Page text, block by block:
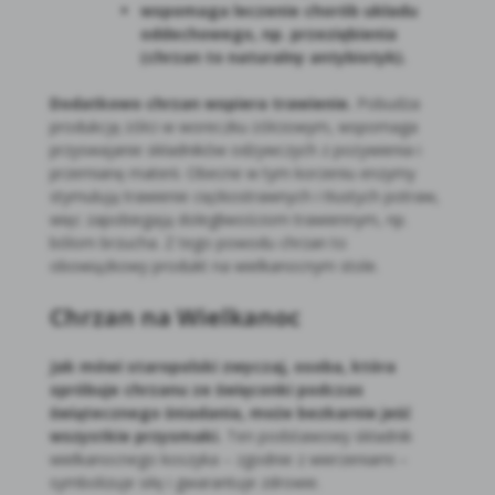
wspomaga leczenie chorób układu
oddechowego, np. przeziębienia
(chrzan to naturalny antybiotyk).
Dodatkowo chrzan wspiera trawienie.
Pobudza
produkcję żółci w woreczku żółciowym, wspomaga
przyswajanie składników odżywczych z pożywienia i
przemianę materii. Obecne w tym korzeniu enzymy
stymulują trawienie ciężkostrawnych i tłustych potraw,
więc zapobiegają dolegliwościom trawiennym, np.
bólom brzucha. Z tego powodu chrzan to
obowiązkowy produkt na wielkanocnym stole.
Chrzan na Wielkanoc
Jak mówi staropolski zwyczaj, osoba, która
spróbuje chrzanu ze święconki podczas
świątecznego śniadania, może bezkarnie jeść
wszystkie przysmaki.
Ten podstawowy składnik
wielkanocnego koszyka – zgodnie z wierzeniami –
symbolizuje siłę i gwarantuje zdrowie.